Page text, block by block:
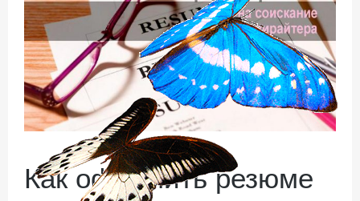
Как оформить резюме